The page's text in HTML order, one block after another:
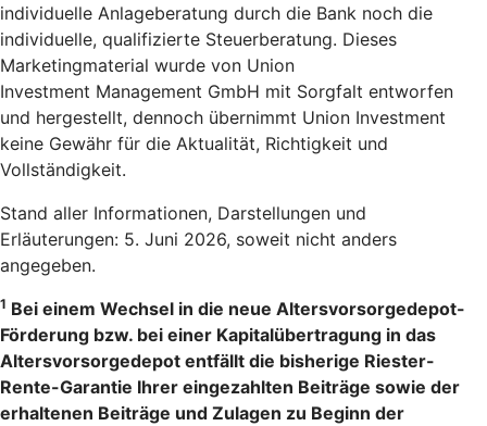
individuelle Anlageberatung durch die Bank noch die
individuelle, qualifizierte Steuerberatung. Dieses
Marketingmaterial wurde von Union
Investment Management GmbH mit Sorgfalt entworfen
und hergestellt, dennoch übernimmt Union Investment
keine Gewähr für die Aktualität, Richtigkeit und
Vollständigkeit.
Stand aller Informationen, Darstellungen und
Erläuterungen: 5. Juni 2026, soweit nicht anders
angegeben.
1 Bei einem Wechsel in die neue Altersvorsorgedepot-
Förderung bzw. bei einer Kapitalübertragung in das
Altersvorsorgedepot entfällt die bisherige Riester-
Rente-Garantie Ihrer eingezahlten Beiträge sowie der
erhaltenen Beiträge und Zulagen zu Beginn der